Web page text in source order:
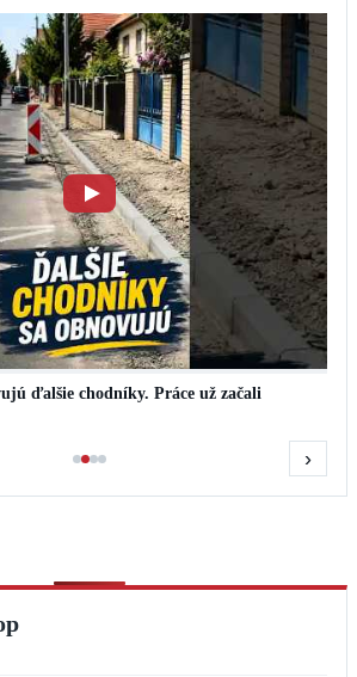
ďalšie chodníky. Práce už začali
›